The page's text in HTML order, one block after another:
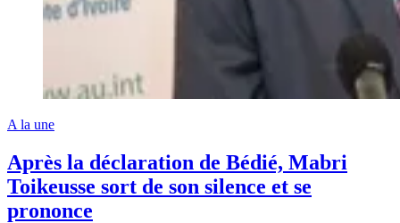
A la une
Après la déclaration de Bédié, Mabri
Toikeusse sort de son silence et se
prononce